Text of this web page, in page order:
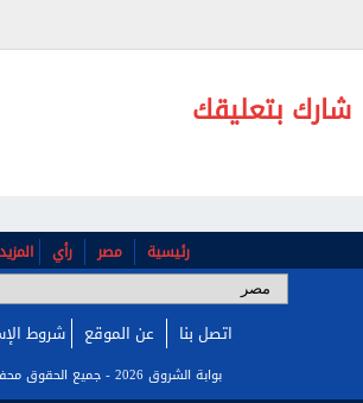
-اطمئنوا بفضل الله نحن بخير وأمان
وكفايته
شارك بتعليقك
رئيسية مصر رأي المزيد
اتصل بنا عن الموقع شروط
بوابة الشروق 2026 - جميع الحقوق محفوظة